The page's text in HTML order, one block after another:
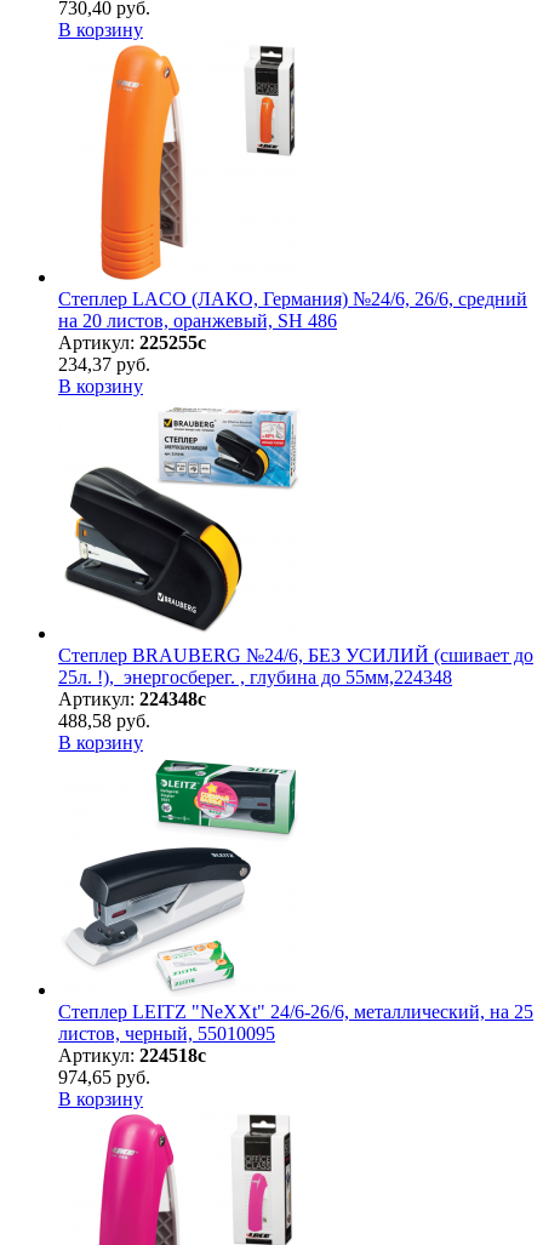
730,40 руб.
В корзину
Степлер LACO (ЛАКО, Германия) №24/6, 26/6, средний
на 20 листов, оранжевый, SH 486
Артикул: 225255с
234,37 руб.
В корзину
Степлер BRAUBERG №24/6, БЕЗ УСИЛИЙ (сшивает до
25л. !), энергосберег. , глубина до 55мм,224348
Артикул: 224348с
488,58 руб.
В корзину
Степлер LEITZ "NeXXt" 24/6-26/6, металлический, на 25
листов, черный, 55010095
Артикул: 224518с
974,65 руб.
В корзину